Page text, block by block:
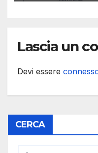
Lascia un
Devi essere
CERCA